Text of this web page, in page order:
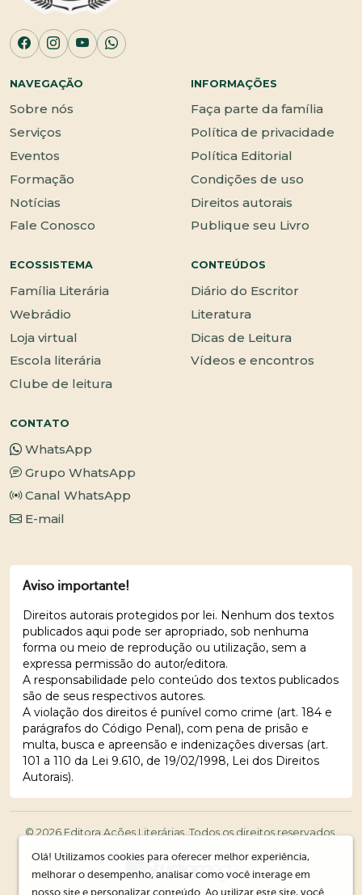
NAVEGAÇÃO
Sobre nós
Serviços
Eventos
Formação
Notícias
Fale Conosco
INFORMAÇÕES
Faça parte da família
Política de privacidade
Política Editorial
Condições de uso
Direitos autorais
Publique seu Livro
ECOSSISTEMA
Família Literária
Webrádio
Loja virtual
Escola literária
Clube de leitura
CONTEÚDOS
Diário do Escritor
Literatura
Dicas de Leitura
Vídeos e encontros
CONTATO
WhatsApp
Grupo WhatsApp
Canal WhatsApp
E-mail
Aviso importante!
Direitos autorais protegidos por lei. Nenhum dos textos
publicados aqui pode ser apropriado, sob nenhuma
forma ou meio de reprodução ou utilização, sem a
expressa permissão do autor/editora.
A responsabilidade pelo conteúdo dos textos publicados
são de seus respectivos autores.
A violação dos direitos é punível como crime (art. 184 e
parágrafos do Código Penal), com pena de prisão e
multa, busca e apreensão e indenizações diversas (art.
101 a 110 da Lei 9.610, de 19/02/1998, Lei dos Direitos
Autorais).
© 2026 Editora Ações Literárias. Todos os direitos reservados.
Olá! Utilizamos cookies para oferecer melhor experiência,
melhorar o desempenho, analisar como você interage em
nosso site e personalizar conteúdo. Ao utilizar este site, você